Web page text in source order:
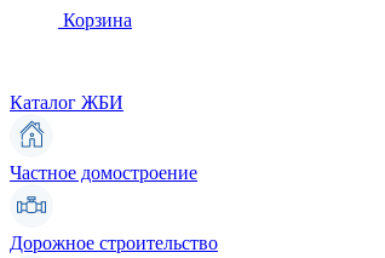
Корзина
Каталог ЖБИ
Частное домостроение
Дорожное строительство